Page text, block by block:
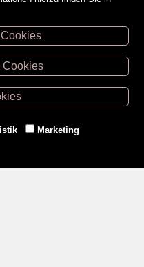
20433
30057
3836
Cookies
Marketing